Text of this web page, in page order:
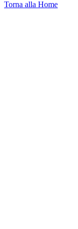
Torna alla Home